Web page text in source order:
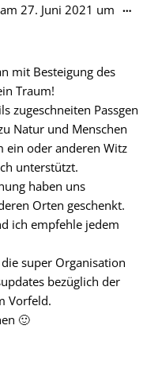
27. Juni 2021 um
mit Besteigung des
Traum!
zugeschneiten Passgen
Natur und Menschen
ein oder anderen Witz
unterstützt.
haben uns
Orten geschenkt.
ich empfehle jedem
super Organisation
bezüglich der
Vorfeld.
🙂
…